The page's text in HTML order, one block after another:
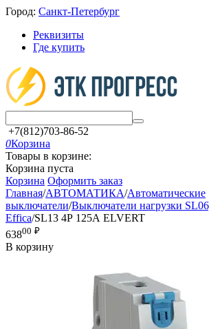
Город: Санкт-Петербург
Реквизиты
Где купить
+7(812)703-86-52
0Корзина
Товары в корзине:
Корзина пуста
Корзина Оформить заказ
Главная/АВТОМАТИКА/Автоматические
выключатели/Выключатели нагрузки
Effica/SL13 4Р 125А ELVERT
63800 ₽
В корзину